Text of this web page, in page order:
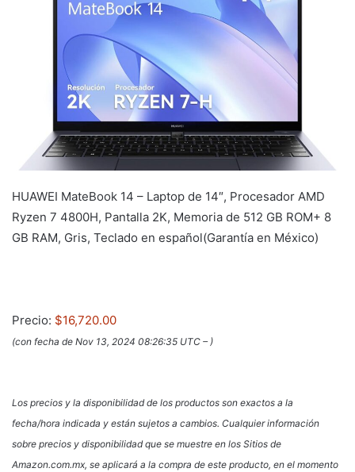
HUAWEI MateBook 14 – Laptop de 14″, Procesador AMD
Ryzen 7 4800H, Pantalla 2K, Memoria de 512 GB ROM+ 8
GB RAM, Gris, Teclado en español(Garantía en México)
Precio: $16,720.00
(con fecha de Nov 13, 2024 08:26:35 UTC –)
Los precios y la disponibilidad de los productos son exactos a la
fecha/hora indicada y están sujetos a cambios. Cualquier información
sobre precios y disponibilidad que se muestre en los Sitios de
Amazon.com.mx, se aplicará a la compra de este producto, en el momento